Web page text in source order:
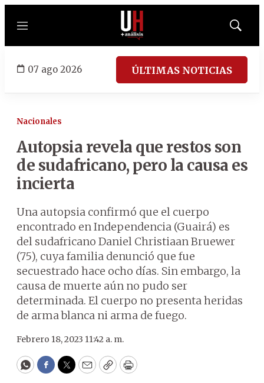
Menú
Mostrar
07 ago 2026 ÚLTIMAS NOTICIAS
Nacionales
Autopsia revela que restos son
de sudafricano, pero la causa es
incierta
Una autopsia confirmó que el cuerpo
encontrado en Independencia (Guairá) es
del sudafricano Daniel Christiaan Bruewer
(75), cuya familia denunció que fue
secuestrado hace ocho días. Sin embargo, la
causa de muerte aún no pudo ser
determinada. El cuerpo no presenta heridas
de arma blanca ni arma de fuego.
Febrero 18, 2023 11:42 a. m.
WhatsApp
Facebook
Twitter
EmailCopyPrint